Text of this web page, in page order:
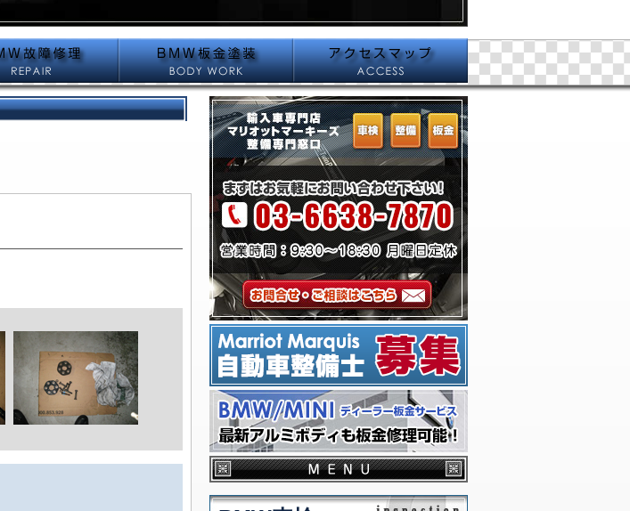
概要
費用
術ファイル 板金塗装修理事例
事故修理保険
板金修理メールフォーム 千葉からお越しのお客様へ
横浜からお越しのお客様へ
埼玉からお越しのお客様へ